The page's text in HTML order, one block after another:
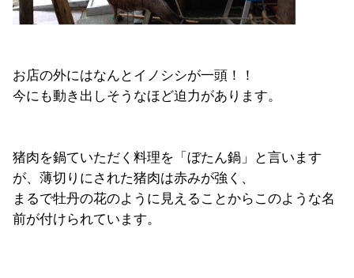
お店の外にはなんとイノシシが一頭！！
今にも動き出しそうなほど迫力があります。
猪肉を鍋ていただく料理を「ぼたん鍋」と言います
が、薄切りにされた猪肉は赤みが強く、
まるで牡丹の花のように見えることからこのような名
前が付けられています。